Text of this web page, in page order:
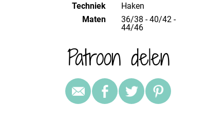
Techniek
haken
Maten
36/38 - 40/42 -
44/46
Patroon delen